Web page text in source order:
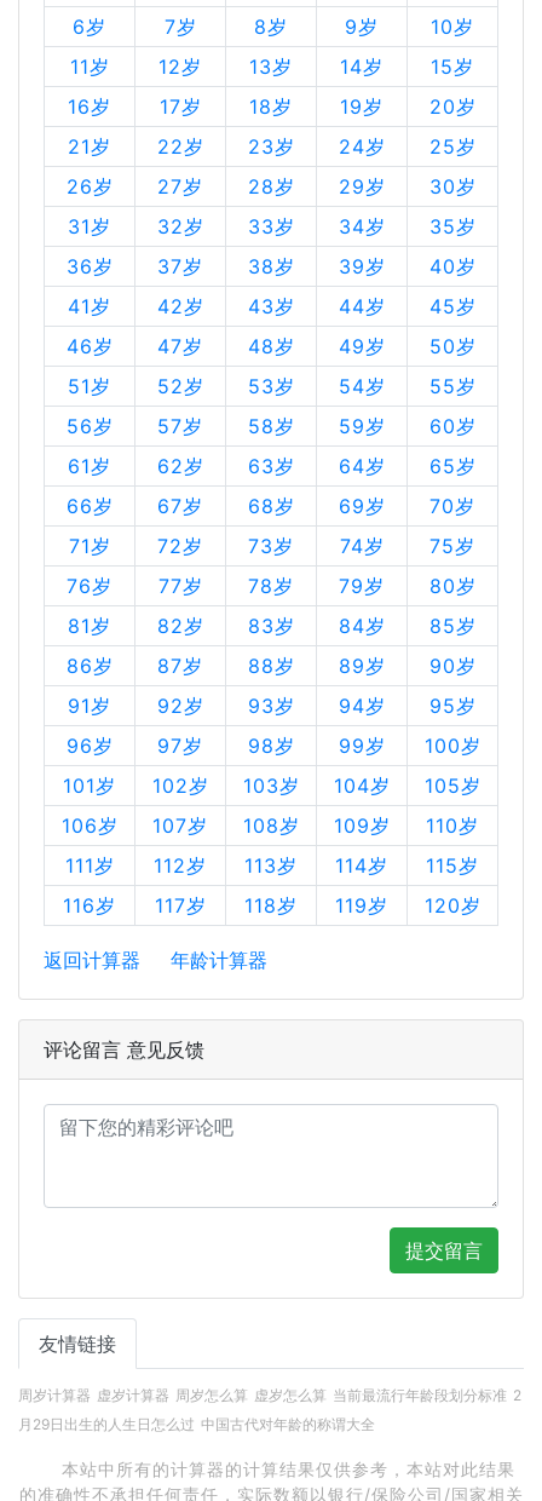
6岁
7岁 8岁 9岁
10岁
11岁
12岁 13岁 14岁
15岁
16岁
17岁 18岁 19岁
20岁
21岁
22岁 23岁 24岁
25岁
26岁
27岁 28岁 29岁
30岁
31岁
32岁 33岁 34岁
35岁
36岁
37岁 38岁 39岁
40岁
41岁
42岁 43岁 44岁
45岁
46岁
47岁 48岁 49岁
50岁
51岁
52岁 53岁 54岁
55岁
56岁
57岁 58岁 59岁
60岁
61岁
62岁 63岁 64岁
65岁
66岁
67岁 68岁 69岁
70岁
71岁
72岁 73岁 74岁
75岁
76岁
77岁 78岁 79岁
80岁
81岁
82岁 83岁 84岁
85岁
86岁
87岁 88岁 89岁
90岁
91岁
92岁 93岁 94岁
95岁
96岁
97岁 98岁 99岁
100岁
101岁
102岁 103岁 104岁
105岁
106岁
107岁 108岁 109岁
110岁
111岁
112岁 113岁 114岁
115岁
116岁
117岁 118岁 119岁 120岁
返回计算器 年龄计算器
评论留言 意见反馈
提交留言
友情链接
周岁计算器 虚岁计算器 周岁怎么算 虚岁怎么算 当前最流行年龄段划分标准 2
月29日出生的人生日怎么过 中国古代对年龄的称谓大全
本站中所有的计算器的计算结果仅供参考，本站对此结果
的准确性不承担任何责任，实际数额以银行/保险公司/国家相关